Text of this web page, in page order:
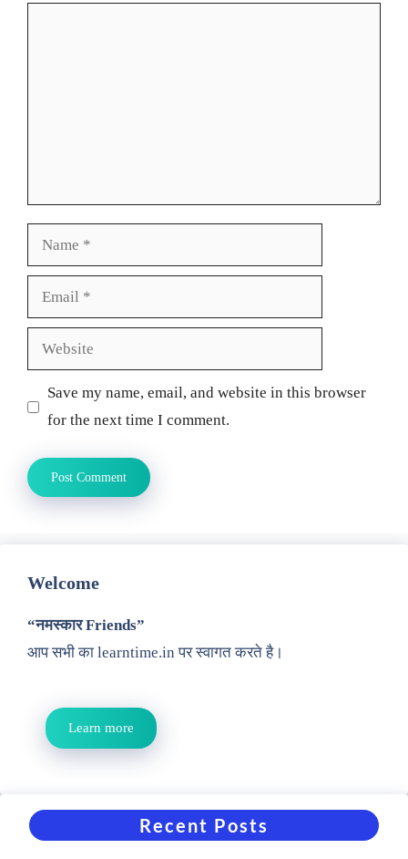
Name
Email
Website
Save my name, email, and website in this browser
for the next time I comment.
Welcome
“नमस्कार Friends”
आप सभी का learntime.in पर स्वागत करते है।
Learn more
Recent Posts